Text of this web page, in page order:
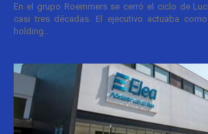
En el grupo Roemmers se cerró el ciclo de
casi tres décadas. El ejecutivo actuaba
holding...